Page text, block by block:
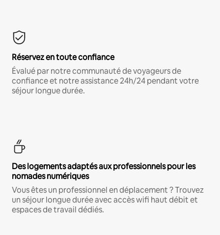
Réservez en toute confiance
Évalué par notre communauté de voyageurs de
confiance et notre assistance 24h/24 pendant votre
séjour longue durée.
Des logements adaptés aux professionnels pour les
nomades numériques
Vous êtes un professionnel en déplacement ? Trouvez
un séjour longue durée avec accès wifi haut débit et
espaces de travail dédiés.